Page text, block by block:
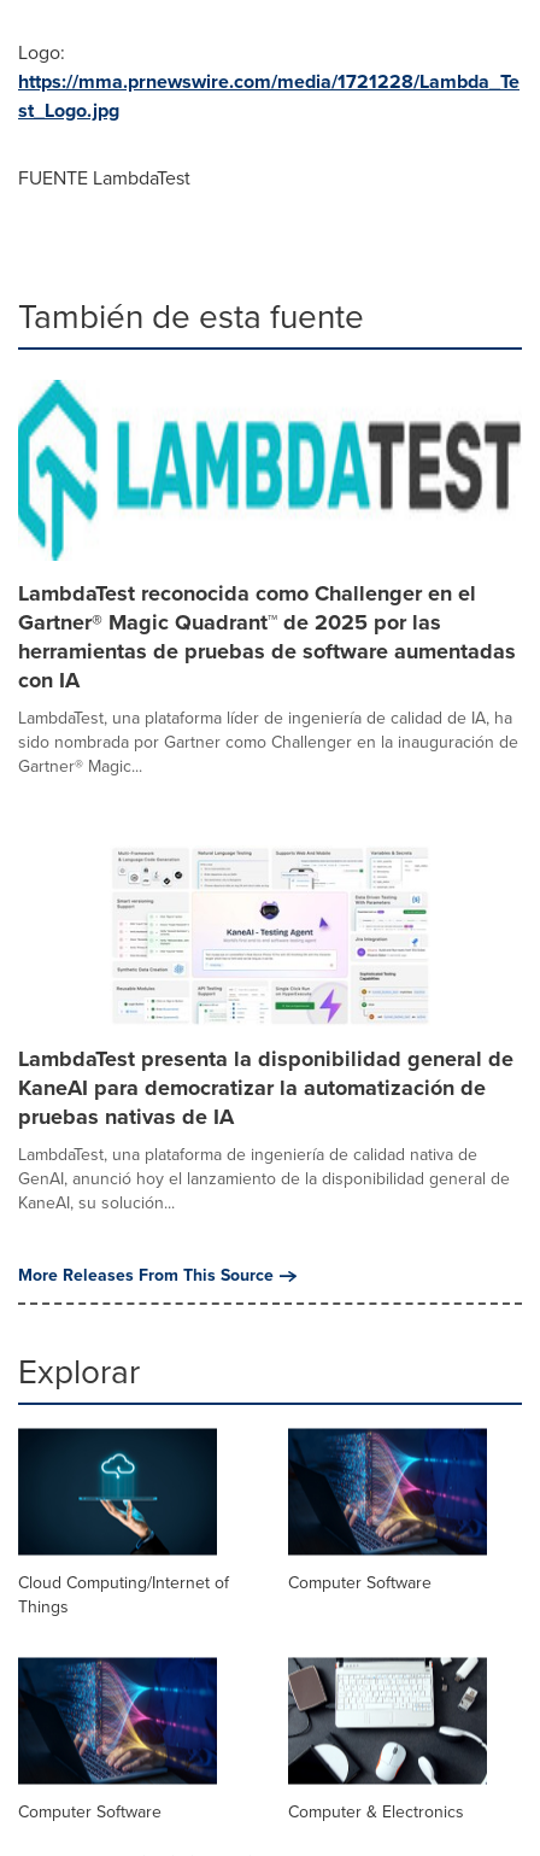
Logo:
https://mma.prnewswire.com/media/1721228/Lambda_Te
st_Logo.jpg
FUENTE LambdaTest
También de esta fuente
LambdaTest reconocida como Challenger en el
Gartner® Magic Quadrant™ de 2025 por las
herramientas de pruebas de software aumentadas
con IA
LambdaTest, una plataforma líder de ingeniería de calidad de IA, ha
sido nombrada por Gartner como Challenger en la inauguración de
Gartner® Magic...
LambdaTest presenta la disponibilidad general de
KaneAI para democratizar la automatización de
pruebas nativas de IA
LambdaTest, una plataforma de ingeniería de calidad nativa de
GenAI, anunció hoy el lanzamiento de la disponibilidad general de
KaneAI, su solución...
More Releases From This Source
Explorar
Cloud Computing/Internet of
Things
Computer Software
Computer Software
Computer & Electronics